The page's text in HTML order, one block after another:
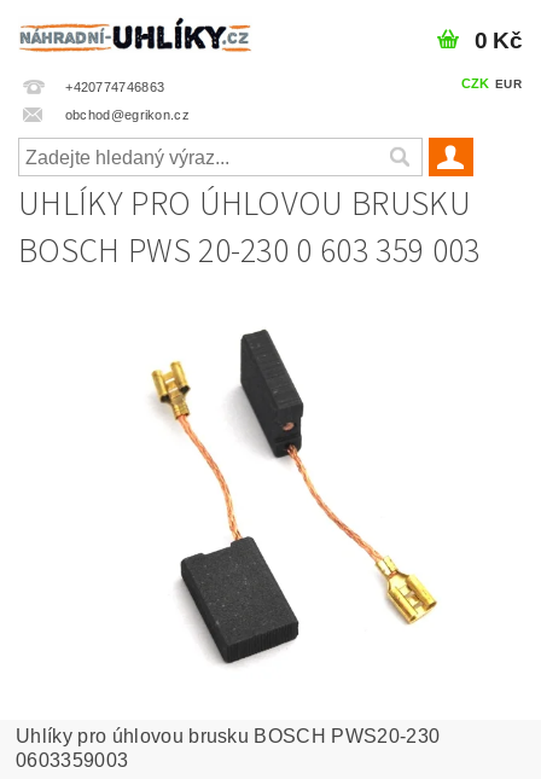
+420774746863
obchod@egrikon.cz
CZK EUR
0 Kč
UHLÍKY PRO ÚHLOVOU BRUSKU
BOSCH PWS 20-230 0 603 359 003
Uhlíky pro úhlovou brusku BOSCH PWS20-230
0603359003